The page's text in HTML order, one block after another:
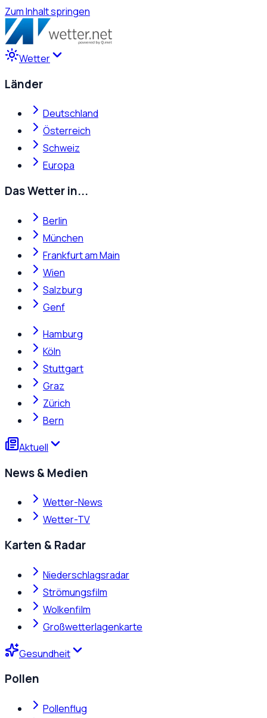
Zum Inhalt springen
Wetter
Länder
Deutschland
Österreich
Schweiz
Europa
Das Wetter in...
Berlin
München
Frankfurt am Main
Wien
Salzburg
Genf
Hamburg
Köln
Stuttgart
Graz
Zürich
Bern
Aktuell
News & Medien
Wetter-News
Wetter-TV
Karten & Radar
Niederschlagsradar
Strömungsfilm
Wolkenfilm
Großwetterlagenkarte
Gesundheit
Pollen
Pollenflug